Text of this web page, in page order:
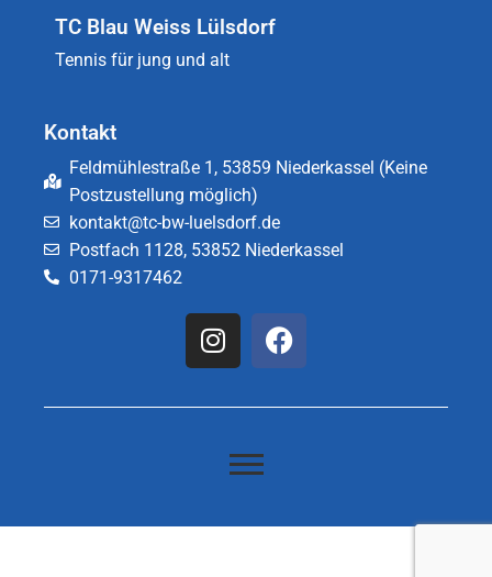
TC Blau Weiss Lülsdorf
Tennis für jung und alt
Kontakt
Feldmühlestraße 1, 53859 Niederkassel (Keine
Postzustellung möglich)
kontakt@tc-bw-luelsdorf.de
Postfach 1128, 53852 Niederkassel
0171-9317462​